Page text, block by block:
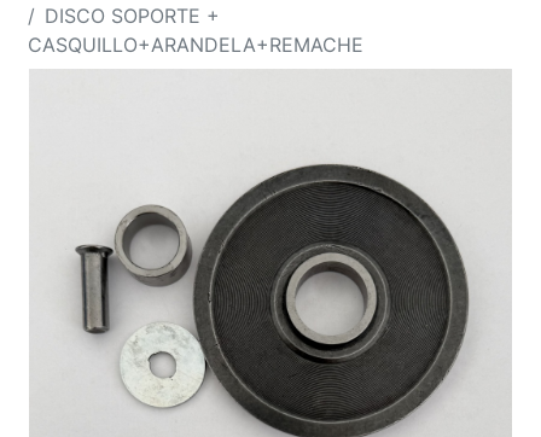
DISCO SOPORTE +
CASQUILLO+ARANDELA+REMACHE